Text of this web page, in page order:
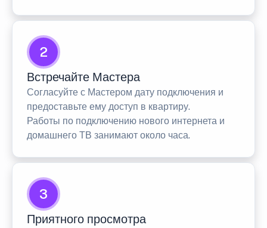
2
Встречайте Мастера
Согласуйте с Мастером дату подключения и
предоставьте ему доступ в квартиру.
Работы по подключению нового интернета и
домашнего ТВ занимают около часа.
3
Приятного просмотра